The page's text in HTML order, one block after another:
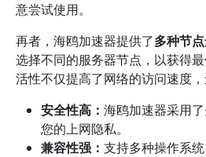
意尝试使用。
再者，海鸥加速器提供了多种节
选择不同的服务器节点，以获得
活性不仅提高了网络的访问速度，
安全性高： 海鸥加速器采用
您的上网隐私。
兼容性强： 支持多种操作系